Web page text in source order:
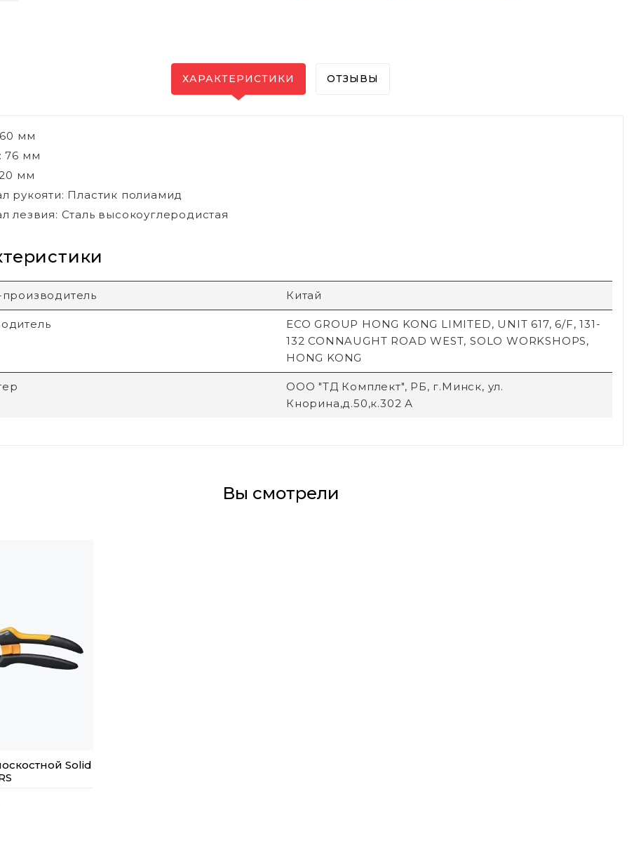
ХАРАКТЕРИСТИКИ ОТЗЫВЫ
мм
76 мм
мм
рукояти: Пластик полиамид
лезвия: Сталь высокоуглеродистая
Китай
ECO GROUP HONG KONG LIMITED, UNIT 617, 6/F, 131-
132 CONNAUGHT ROAD WEST, SOLO WORKSHOPS,
HONG KONG
ООО "ТД Комплект", РБ, г.Минск, ул.
Кнорина,д.50,к.302 А
Вы смотрели
Solid